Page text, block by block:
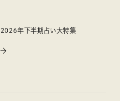
2026年下半期占い大特集